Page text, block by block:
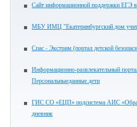
Сайт информационной поддержки ЕГЭ в
МБУ ИМЦ "Екатеринбургский дом
Спас - Экстрим (портал детской
Информационно-развлекательный
Персональныеданные.дети
ГИС СО «ЕЦП» подсистема АИС
дневник